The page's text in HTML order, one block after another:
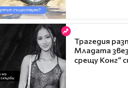
Трагедия
Младата
срещу Конг“